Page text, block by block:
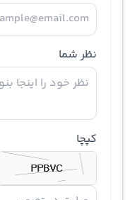
نظر شما
کپچا